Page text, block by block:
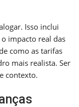
Isso inclui
impacto real das
como as tarifas
mais realista. Ser
contexto.